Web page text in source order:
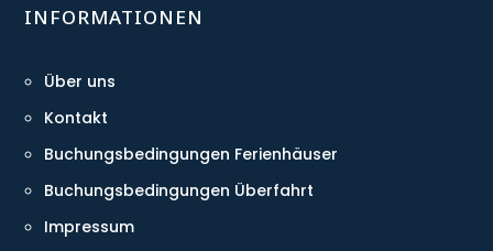
INFORMATIONEN
Über uns
Kontakt
Buchungsbedingungen Ferienhäuser
Buchungsbedingungen Überfahrt
Impressum